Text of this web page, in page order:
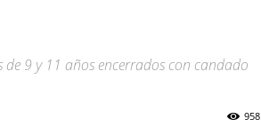
9 y 11 años encerrados con candado
958